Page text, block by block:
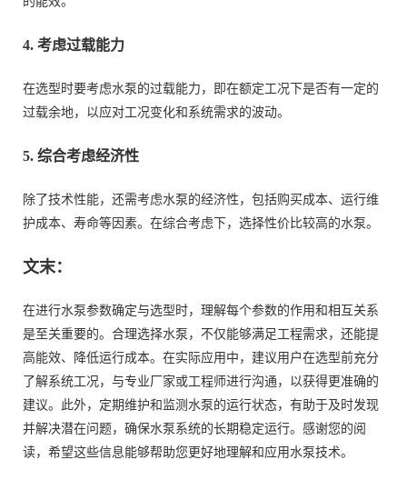
4. 考虑过载能力
在选型时要考虑水泵的过载能力，即在额定工况下是否有一定的
过载余地，以应对工况变化和系统需求的波动。
5. 综合考虑经济性
除了技术性能，还需考虑水泵的经济性，包括购买成本、运行维
护成本、寿命等因素。在综合考虑下，选择性价比较高的水泵。
文末：
在进行水泵参数确定与选型时，理解每个参数的作用和相互关系
是至关重要的。合理选择水泵，不仅能够满足工程需求，还能提
高能效、降低运行成本。在实际应用中，建议用户在选型前充分
了解系统工况，与专业厂家或工程师进行沟通，以获得更准确的
建议。此外，定期维护和监测水泵的运行状态，有助于及时发现
并解决潜在问题，确保水泵系统的长期稳定运行。感谢您的阅
读，希望这些信息能够帮助您更好地理解和应用水泵技术。